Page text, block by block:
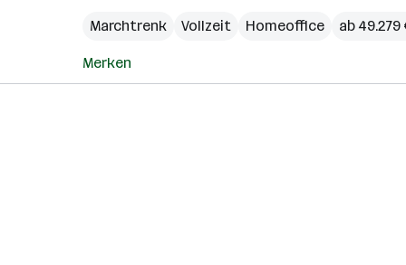
Marchtrenk
Vollzeit Homeoffice ab
Merken